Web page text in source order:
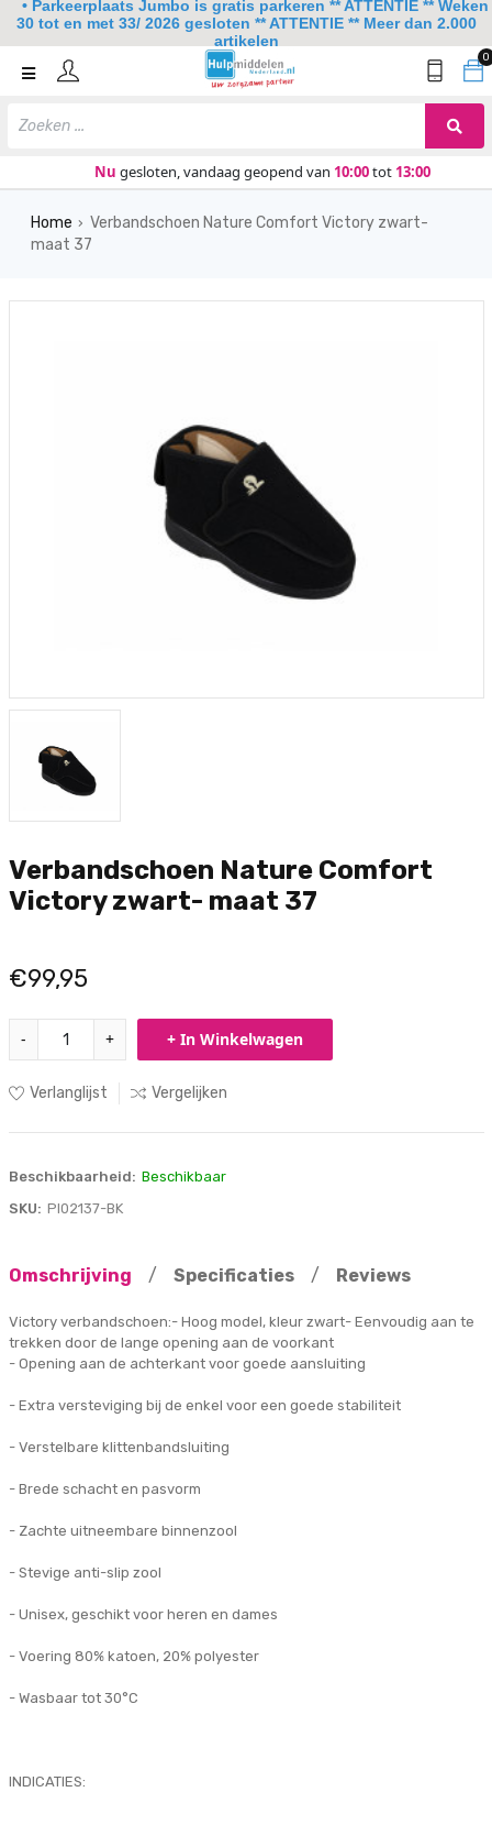
0
Nu gesloten, vandaag geopend van 10:00tot 13:00
Home
Keuken
Home › Verbandschoen Nature Comfort Victory zwart-
maat 37
Verbandschoen Nature Comfort
Victory zwart- maat 37
€99,95
- + + In Winkelwagen
Verlanglijst Vergelijken
Beschikbaarheid: Beschikbaar
SKU: PI02137-BK
Omschrijving / Specificaties / Reviews
Victory verbandschoen:- Hoog model, kleur zwart- Eenvoudig aan te
trekken door de lange opening aan de voorkant
- Opening aan de achterkant voor goede aansluiting
- Extra versteviging bij de enkel voor een goede stabiliteit
- Verstelbare klittenbandsluiting
- Brede schacht en pasvorm
- Zachte uitneembare binnenzool
- Stevige anti-slip zool
- Unisex, geschikt voor heren en dames
- Voering 80% katoen, 20% polyester
- Wasbaar tot 30°C
INDICATIES:
• Parkeerplaats Jumbo is gratis parkeren ** ATTENTIE ** Weken
30 tot en met 33/ 2026 gesloten ** ATTENTIE ** Meer dan 2.000
artikelen